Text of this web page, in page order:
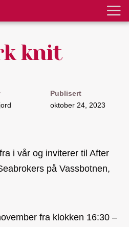
knit
Publisert
oktober 24, 2023
i vår og inviterer til After
på Vassbotnen,
fra klokken 16:30 –